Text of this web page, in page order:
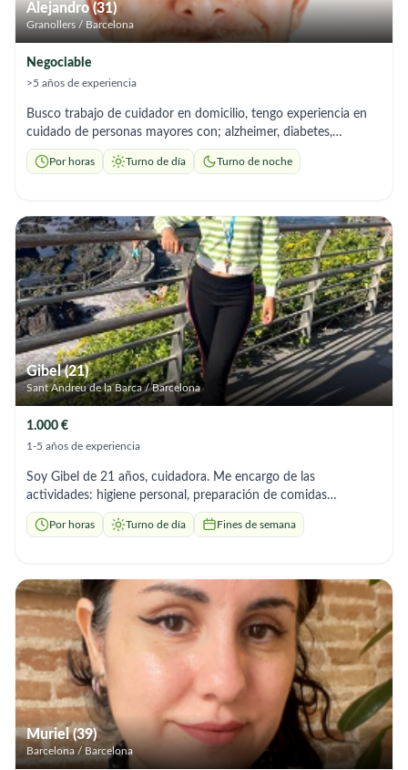
Alejandro (31)
Granollers / Barcelona
Negociable
>5 años de experiencia
Busco trabajo de cuidador en domicilio, tengo experiencia en
cuidado de personas mayores con; alzheimer, diabetes,
movilidad reducida,soy serio y responsable disponibilidad
inmediata: 12€ la hora de lunes a viernes. 15€ la hora fin de
Por horas Turno de día Turno de noche
Gibel (21)
Sant Andreu de la Barca / Barcelona
1.000 €
1-5 años de experiencia
Soy Gibel de 21 años, cuidadora. Me encargo de las
actividades: higiene personal, preparación de comidas
adaptadas, control de citas médicas y medicamentos. Soy
cariñosa y paciente, facilidad para crear un ambiente de
Por horas Turno de día Fines de semana
Muriel (39)
Barcelona / Barcelona